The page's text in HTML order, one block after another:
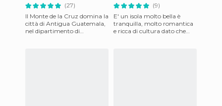
(27)
Il Monte de la Cruz domina la
città di Antigua Guatemala,
nel dipartimento di
(9)
E' un isola molto bella è
tranquilla, molto romantica
e ricca di cultura dato che